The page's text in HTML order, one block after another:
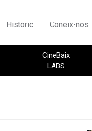
Històric Coneix-nos
CineBaix
LABS